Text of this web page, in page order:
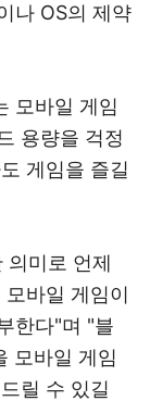
나 OS의 제약
모바일 게임
용량을 걱정
게임을 즐길
의미로 언제
바일 게임이
한다"며 "블
모바일 게임
릴 수 있길